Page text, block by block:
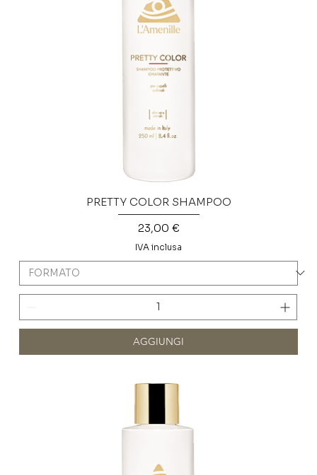
PRETTY COLOR SHAMPOO
Prezzo
23,00 €
IVA inclusa
AGGIUNGI